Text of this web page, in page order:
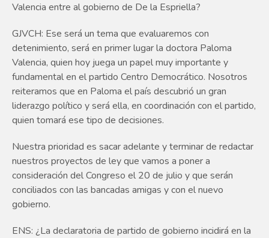
Valencia entre al gobierno de De la Espriella?
GJVCH: Ese será un tema que evaluaremos con
detenimiento, será en primer lugar la doctora Paloma
Valencia, quien hoy juega un papel muy importante y
fundamental en el partido Centro Democrático. Nosotros
reiteramos que en Paloma el país descubrió un gran
liderazgo político y será ella, en coordinación con el partido,
quien tomará ese tipo de decisiones.
Nuestra prioridad es sacar adelante y terminar de redactar
nuestros proyectos de ley que vamos a poner a
consideración del Congreso el 20 de julio y que serán
conciliados con las bancadas amigas y con el nuevo
gobierno.
ENS: ¿La declaratoria de partido de gobierno incidirá en la